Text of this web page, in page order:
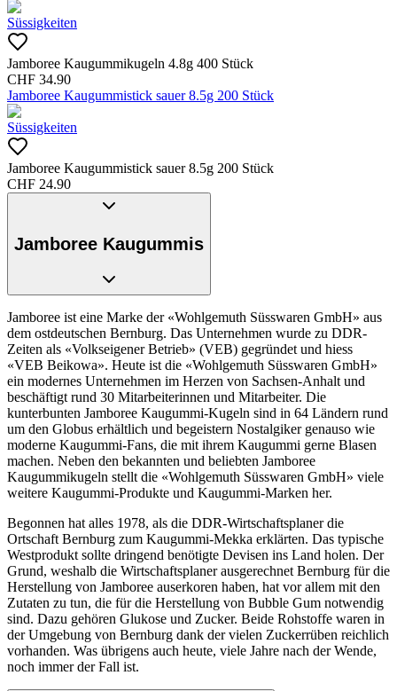
Süssigkeiten
Jamboree Kaugummikugeln 4.8g 400 Stück
CHF 34.90
Jamboree Kaugummistick sauer 8.5g 200 Stück
Süssigkeiten
Jamboree Kaugummistick sauer 8.5g 200 Stück
CHF 24.90
Jamboree Kaugummis
Jamboree ist eine Marke der «Wohlgemuth Süsswaren GmbH» aus
dem ostdeutschen Bernburg. Das Unternehmen wurde zu DDR-
Zeiten als «Volkseigener Betrieb» (VEB) gegründet und hiess
«VEB Beikowa». Heute ist die «Wohlgemuth Süsswaren GmbH»
ein modernes Unternehmen im Herzen von Sachsen-Anhalt und
beschäftigt rund 30 Mitarbeiterinnen und Mitarbeiter. Die
kunterbunten Jamboree Kaugummi-Kugeln sind in 64 Ländern rund
um den Globus erhältlich und begeistern Nostalgiker genauso wie
moderne Kaugummi-Fans, die mit ihrem Kaugummi gerne Blasen
machen. Neben den bekannten und beliebten Jamboree
Kaugummikugeln stellt die «Wohlgemuth Süsswaren GmbH» viele
weitere Kaugummi-Produkte und Kaugummi-Marken her.
Begonnen hat alles 1978, als die DDR-Wirtschaftsplaner die
Ortschaft Bernburg zum Kaugummi-Mekka erklärten. Das typische
Westprodukt sollte dringend benötigte Devisen ins Land holen. Der
Grund, weshalb die Wirtschaftsplaner ausgerechnet Bernburg für die
Herstellung von Jamboree auserkoren haben, hat vor allem mit den
Zutaten zu tun, die für die Herstellung von Bubble Gum notwendig
sind. Dazu gehören Glukose und Zucker. Beide Rohstoffe waren in
der Umgebung von Bernburg dank der vielen Zuckerrüben reichlich
vorhanden. Was übrigens auch heute, viele Jahre nach der Wende,
noch immer der Fall ist.